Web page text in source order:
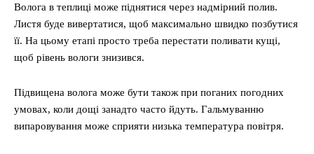
Волога в теплиці може піднятися через надмірний полив.
Листя буде вивертатися, щоб максимально швидко позбутися
її. На цьому етапі просто треба перестати поливати кущі,
щоб рівень вологи знизився.
Підвищена волога може бути також при поганих погодних
умовах, коли дощі занадто часто йдуть. Гальмуванню
випаровування може сприяти низька температура повітря.